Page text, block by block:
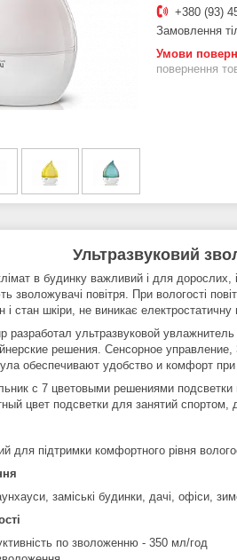
+380 (93)
Замовлення
повернення
Ультразвуковий
в будинку важливий і для дорослих,
зволожувачі повітря. При вологості
і стан шкіри, не виникає електростатичну
разработал ультразвуковой
решения. Сенсорное
обеспечивают удобство и комфорт при
с 7 цветовыми решениями
цвет подсветки для занятий спортом,
для підтримки комфортного рівня
заміські будинки, дачі, офіси,
по зволоженню - 350 мл/год